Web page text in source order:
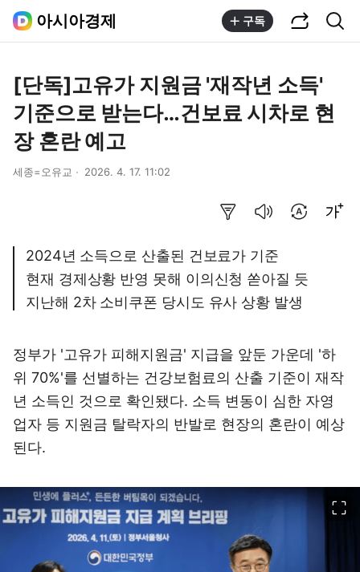
아시아경제 구독
[단독]고유가 지원금 '재작년 소득'
기준으로 받는다…건보료 시차로 현
장 혼란 예고
세종=오유교 2026. 4. 17. 11:02
2024년 소득으로 산출된 건보료가 기준
현재 경제상황 반영 못해 이의신청 쏟아질 듯
지난해 2차 소비쿠폰 당시도 유사 상황 발생
정부가 '고유가 피해지원금' 지급을 앞둔 가운데 '하
위 70%'를 선별하는 건강보험료의 산출 기준이 재작
년 소득인 것으로 확인됐다. 소득 변동이 심한 자영
업자 등 지원금 탈락자의 반발로 현장의 혼란이 예상
된다.